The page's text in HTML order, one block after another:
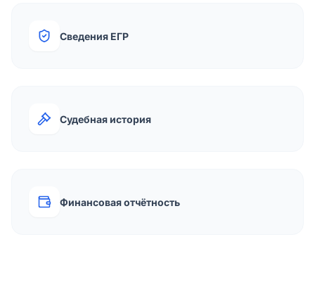
Сведения ЕГР
Судебная история
Финансовая отчётность